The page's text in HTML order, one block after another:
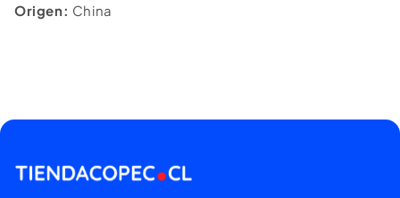
Origen: China